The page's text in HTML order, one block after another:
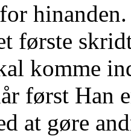
første
komme
først
at gøre